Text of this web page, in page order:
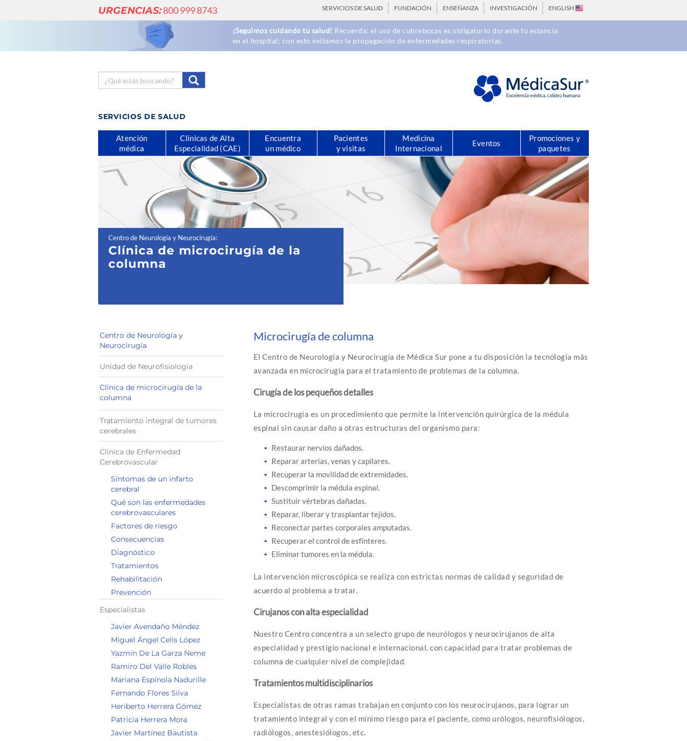
URGENCIAS:800 999 8743 SERVICIOS DE SALUD FUNDACIÓN ENSEÑANZA INVESTIGACIÓN ENGLISH
¡Seguimos cuidando tu salud! Recuerda: el uso de cubrebocas es obligatorio durante tu estancia
en el hospital; con esto evitamos la propagación de enfermedades respiratorias.
SERVICIOS DE SALUD
Atención
médica
Clínicas de Alta
Especialidad (CAE)
Encuentra
un médico
Pacientes
y visitas
Medicina
Internacional
Eventos
Promociones y
paquetes
Centro de Neurología y Neurocirugía:
Clínica de microcirugía de la
columna
Microcirugía de columna
El Centro de Neurología y Neurocirugía de Médica Sur pone a tu disposición la tecnología más
avanzada en microcirugía para el tratamiento de problemas de la columna.
Cirugía de los pequeños detalles
La microcirugía es un procedimiento que permite la intervención quirúrgica de la médula
espinal sin causar daño a otras estructuras del organismo para:
Restaurar nervios dañados.
Reparar arterias, venas y capilares.
Recuperar la movilidad de extremidades.
Descomprimir la médula espinal.
Sustituir vértebras dañadas.
Reparar, liberar y trasplantar tejidos.
Reconectar partes corporales amputadas.
Recuperar el control de esfínteres.
Eliminar tumores en la médula.
La intervención microscópica se realiza con estrictas normas de calidad y seguridad de
acuerdo al problema a tratar.
Cirujanos con alta especialidad
Nuestro Centro concentra a un selecto grupo de neurólogos y neurocirujanos de alta
especialidad y prestigio nacional e internacional, con capacidad para tratar problemas de
columna de cualquier nivel de complejidad.
Tratamientos multidisciplinarios
Especialistas de otras ramas trabajan en conjunto con los neurocirujanos, para lograr un
tratamiento integral y con el mínimo riesgo para el paciente, como urólogos, neurofisiólogos,
radiólogos, anestesiólogos, etc.
Centro de Neurología y
Neurocirugía
Unidad de Neurofisiología
Clínica de microcirugía de la
columna
Tratamiento integral de tumores
cerebrales
Clínica de Enfermedad
Cerebrovascular
Síntomas de un infarto
cerebral
Qué son las enfermedades
cerebrovasculares
Factores de riesgo
Consecuencias
Diagnóstico
Tratamientos
Rehabilitación
Prevención
Especialistas
Javier Avendaño Méndez
Miguel Ángel Celis López
Yazmín De La Garza Neme
Ramiro Del Valle Robles
Mariana Espínola Nadurille
Fernando Flores Silva
Heriberto Herrera Gómez
Patricia Herrera Mora
Javier Martínez Bautista